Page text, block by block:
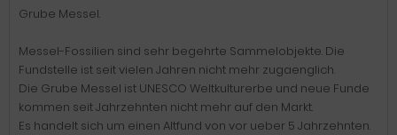
Grube Messel.
Messel-Fossilien sind sehr begehrte Sammelobjekte. Die
Fundstelle ist seit vielen Jahren nicht mehr zugaenglich.
Die Grube Messel ist UNESCO Weltkulturerbe und neue Funde
kommen seit Jahrzehnten nicht mehr auf den Markt.
Es handelt sich um einen Altfund von vor ueber 5 Jahrzehnten.